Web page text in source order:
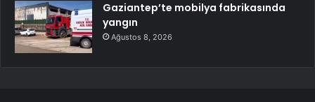
Gaziantep’te mobilya fabrikasında
yangın
Ağustos 8, 2026